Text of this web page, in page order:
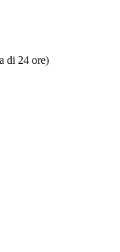
di 24 ore)